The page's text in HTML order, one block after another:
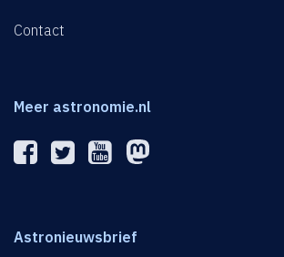
Contact
Meer astronomie.nl
Astronieuwsbrief